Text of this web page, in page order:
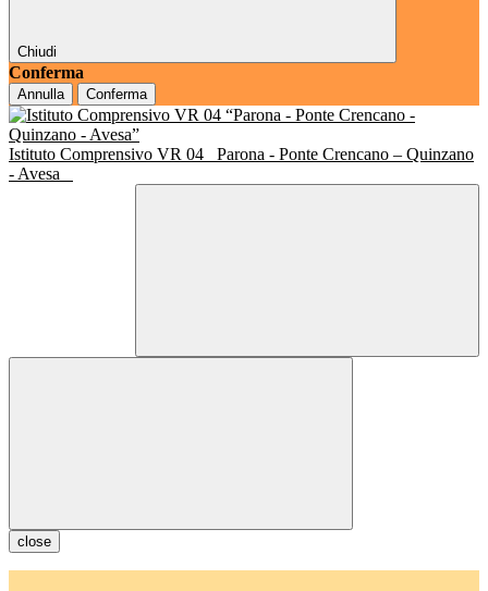
Chiudi
Conferma
Annulla Conferma
Istituto Comprensivo VR 04
Parona - Ponte Crencano – Quinzano
- Avesa
close